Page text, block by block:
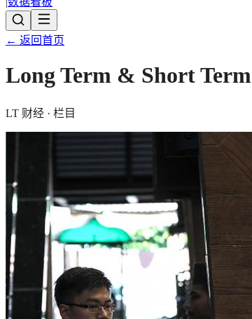
← 返回首页
Long Term & Short Term
LT 财经 · 栏目